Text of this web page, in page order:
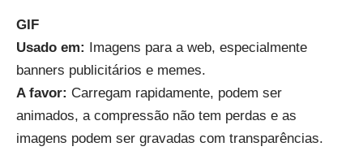
GIF
Usado em: Imagens para a web, especialmente
banners publicitários e memes.
A favor: Carregam rapidamente, podem ser
animados, a compressão não tem perdas e as
imagens podem ser gravadas com transparências.